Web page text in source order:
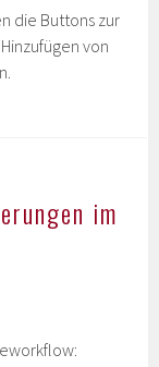
die Buttons zur
von
im